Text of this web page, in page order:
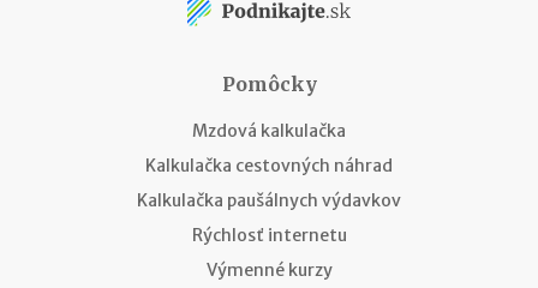
Pomôcky
Mzdová kalkulačka
Kalkulačka cestovných náhrad
Kalkulačka paušálnych výdavkov
Rýchlosť internetu
Výmenné kurzy